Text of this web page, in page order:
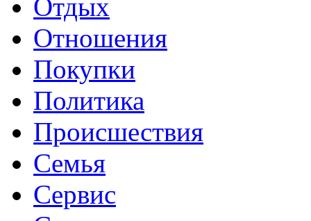
Отдых
Отношения
Покупки
Политика
Происшествия
Семья
Сервис